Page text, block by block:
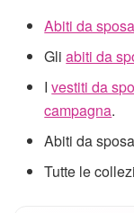
Abiti da
Gliabiti da
Ivestiti da
campagna.
Abiti da
Tutte le